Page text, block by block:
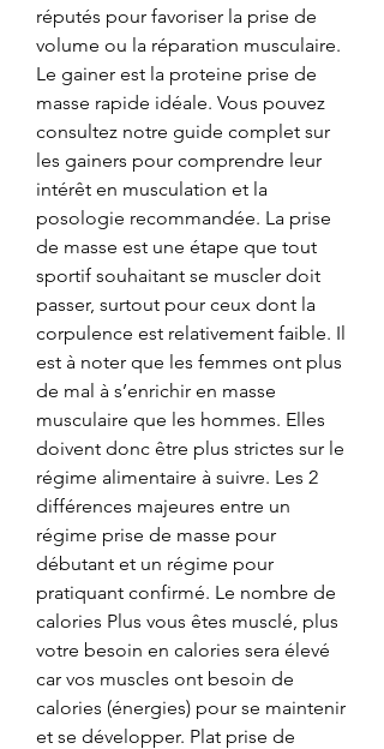
réputés pour favoriser la prise de
volume ou la réparation musculaire.
Le gainer est la proteine prise de
masse rapide idéale. Vous pouvez
consultez notre guide complet sur
les gainers pour comprendre leur
intérêt en musculation et la
posologie recommandée. La prise
de masse est une étape que tout
sportif souhaitant se muscler doit
passer, surtout pour ceux dont la
corpulence est relativement faible. Il
est à noter que les femmes ont plus
de mal à s’enrichir en masse
musculaire que les hommes. Elles
doivent donc être plus strictes sur le
régime alimentaire à suivre. Les 2
différences majeures entre un
régime prise de masse pour
débutant et un régime pour
pratiquant confirmé. Le nombre de
calories Plus vous êtes musclé, plus
votre besoin en calories sera élevé
car vos muscles ont besoin de
calories (énergies) pour se maintenir
et se développer. Plat prise de